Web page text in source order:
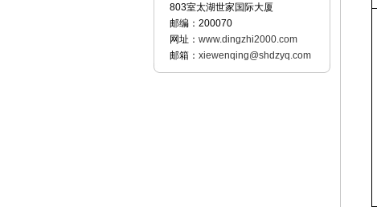
803室太湖世家国际大厦
邮编：200070
网址： www.dingzhi2000.com
邮箱： xiewenqing@shdzyq.com